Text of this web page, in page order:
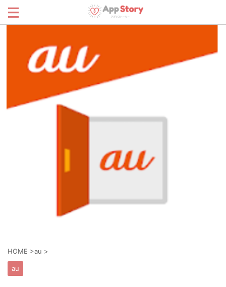
HOME >au >
au